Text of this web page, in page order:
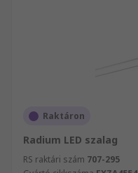
Raktáron
Radium LED szalag
RS raktári szám 707-295